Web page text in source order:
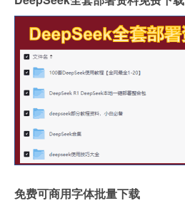
免费可商用字体批量下载